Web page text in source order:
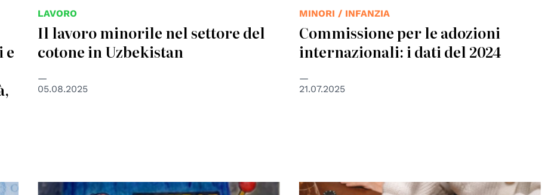
e
LAVORO
Il lavoro minorile nel settore del
cotone in Uzbekistan
05.08.2025
MINORI / INFANZIA
Commissione per le adozioni
internazionali: i dati del 2024
21.07.2025
© Creative Commons